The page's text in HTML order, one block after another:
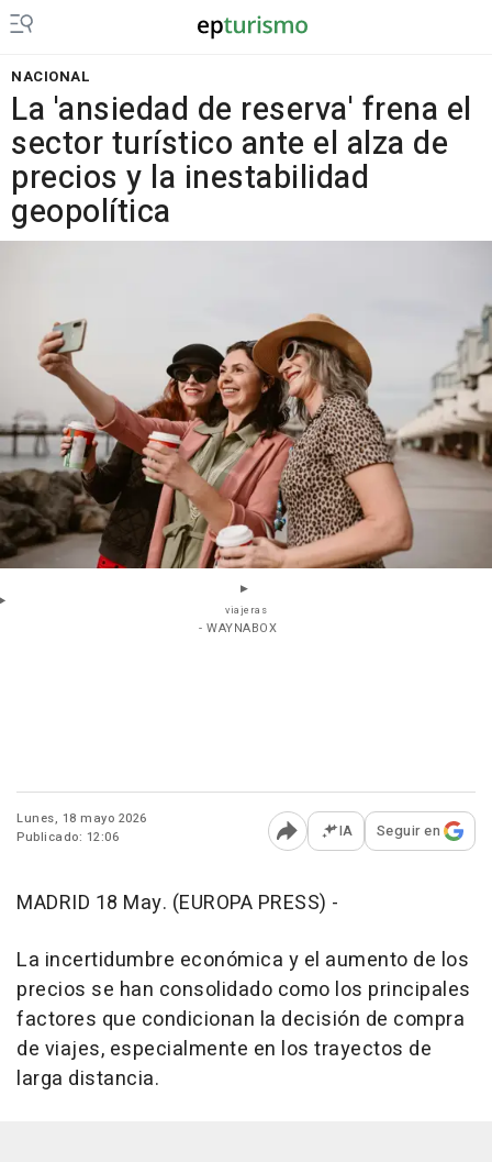
NACIONAL
La 'ansiedad de reserva' frena el
sector turístico ante el alza de
precios y la inestabilidad
geopolítica
viajeras
- WAYNABOX
Lunes, 18 mayo 2026
Publicado: 12:06
Abrir opciones para
IA Seguir en
MADRID 18 May. (EUROPA PRESS) -
La incertidumbre económica y el aumento de los
precios se han consolidado como los principales
factores que condicionan la decisión de compra
de viajes, especialmente en los trayectos de
larga distancia.